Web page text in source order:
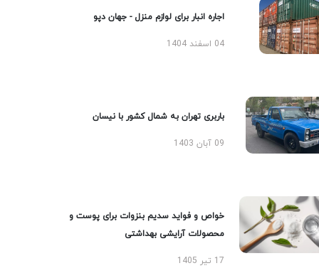
اجاره انبار برای لوازم منزل - جهان دپو
04 اسفند 1404
باربری تهران به شمال کشور با نیسان
09 آبان 1403
خواص و فواید سدیم بنزوات برای پوست و
محصولات آرایشی بهداشتی
17 تیر 1405